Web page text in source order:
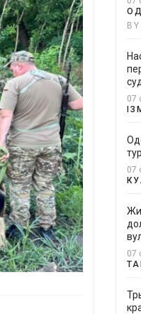
07
07
07